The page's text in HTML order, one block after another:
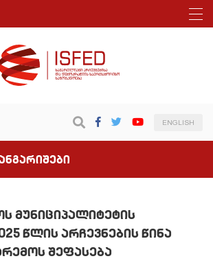
ENGLISH
მუნიციპალიტეტის
წლის არჩევნების წინა
შეფასება